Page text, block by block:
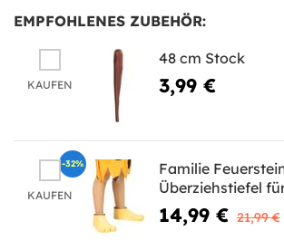
EMPFOHLENES ZUBEHÖR:
KAUFEN
48 cm Stock
3,99 €
KAUFEN
Familie
Überziehstiefel
14,99 € 21,99 €
-32%